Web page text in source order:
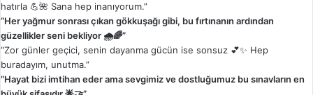
hatırla 💪🌺 Sana hep inanıyorum.”
“Her yağmur sonrası çıkan gökkuşağı gibi, bu fırtınanın ardından
güzellikler seni bekliyor 🌧️🌈”
“Zor günler geçici, senin dayanma gücün ise sonsuz 💕✨ Hep
buradayım, unutma.”
“Hayat bizi imtihan eder ama sevgimiz ve dostluğumuz bu sınavların en